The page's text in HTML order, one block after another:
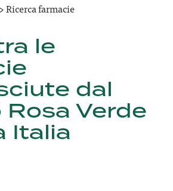
>Ricerca farmacie
le
dal
Verde
Italia